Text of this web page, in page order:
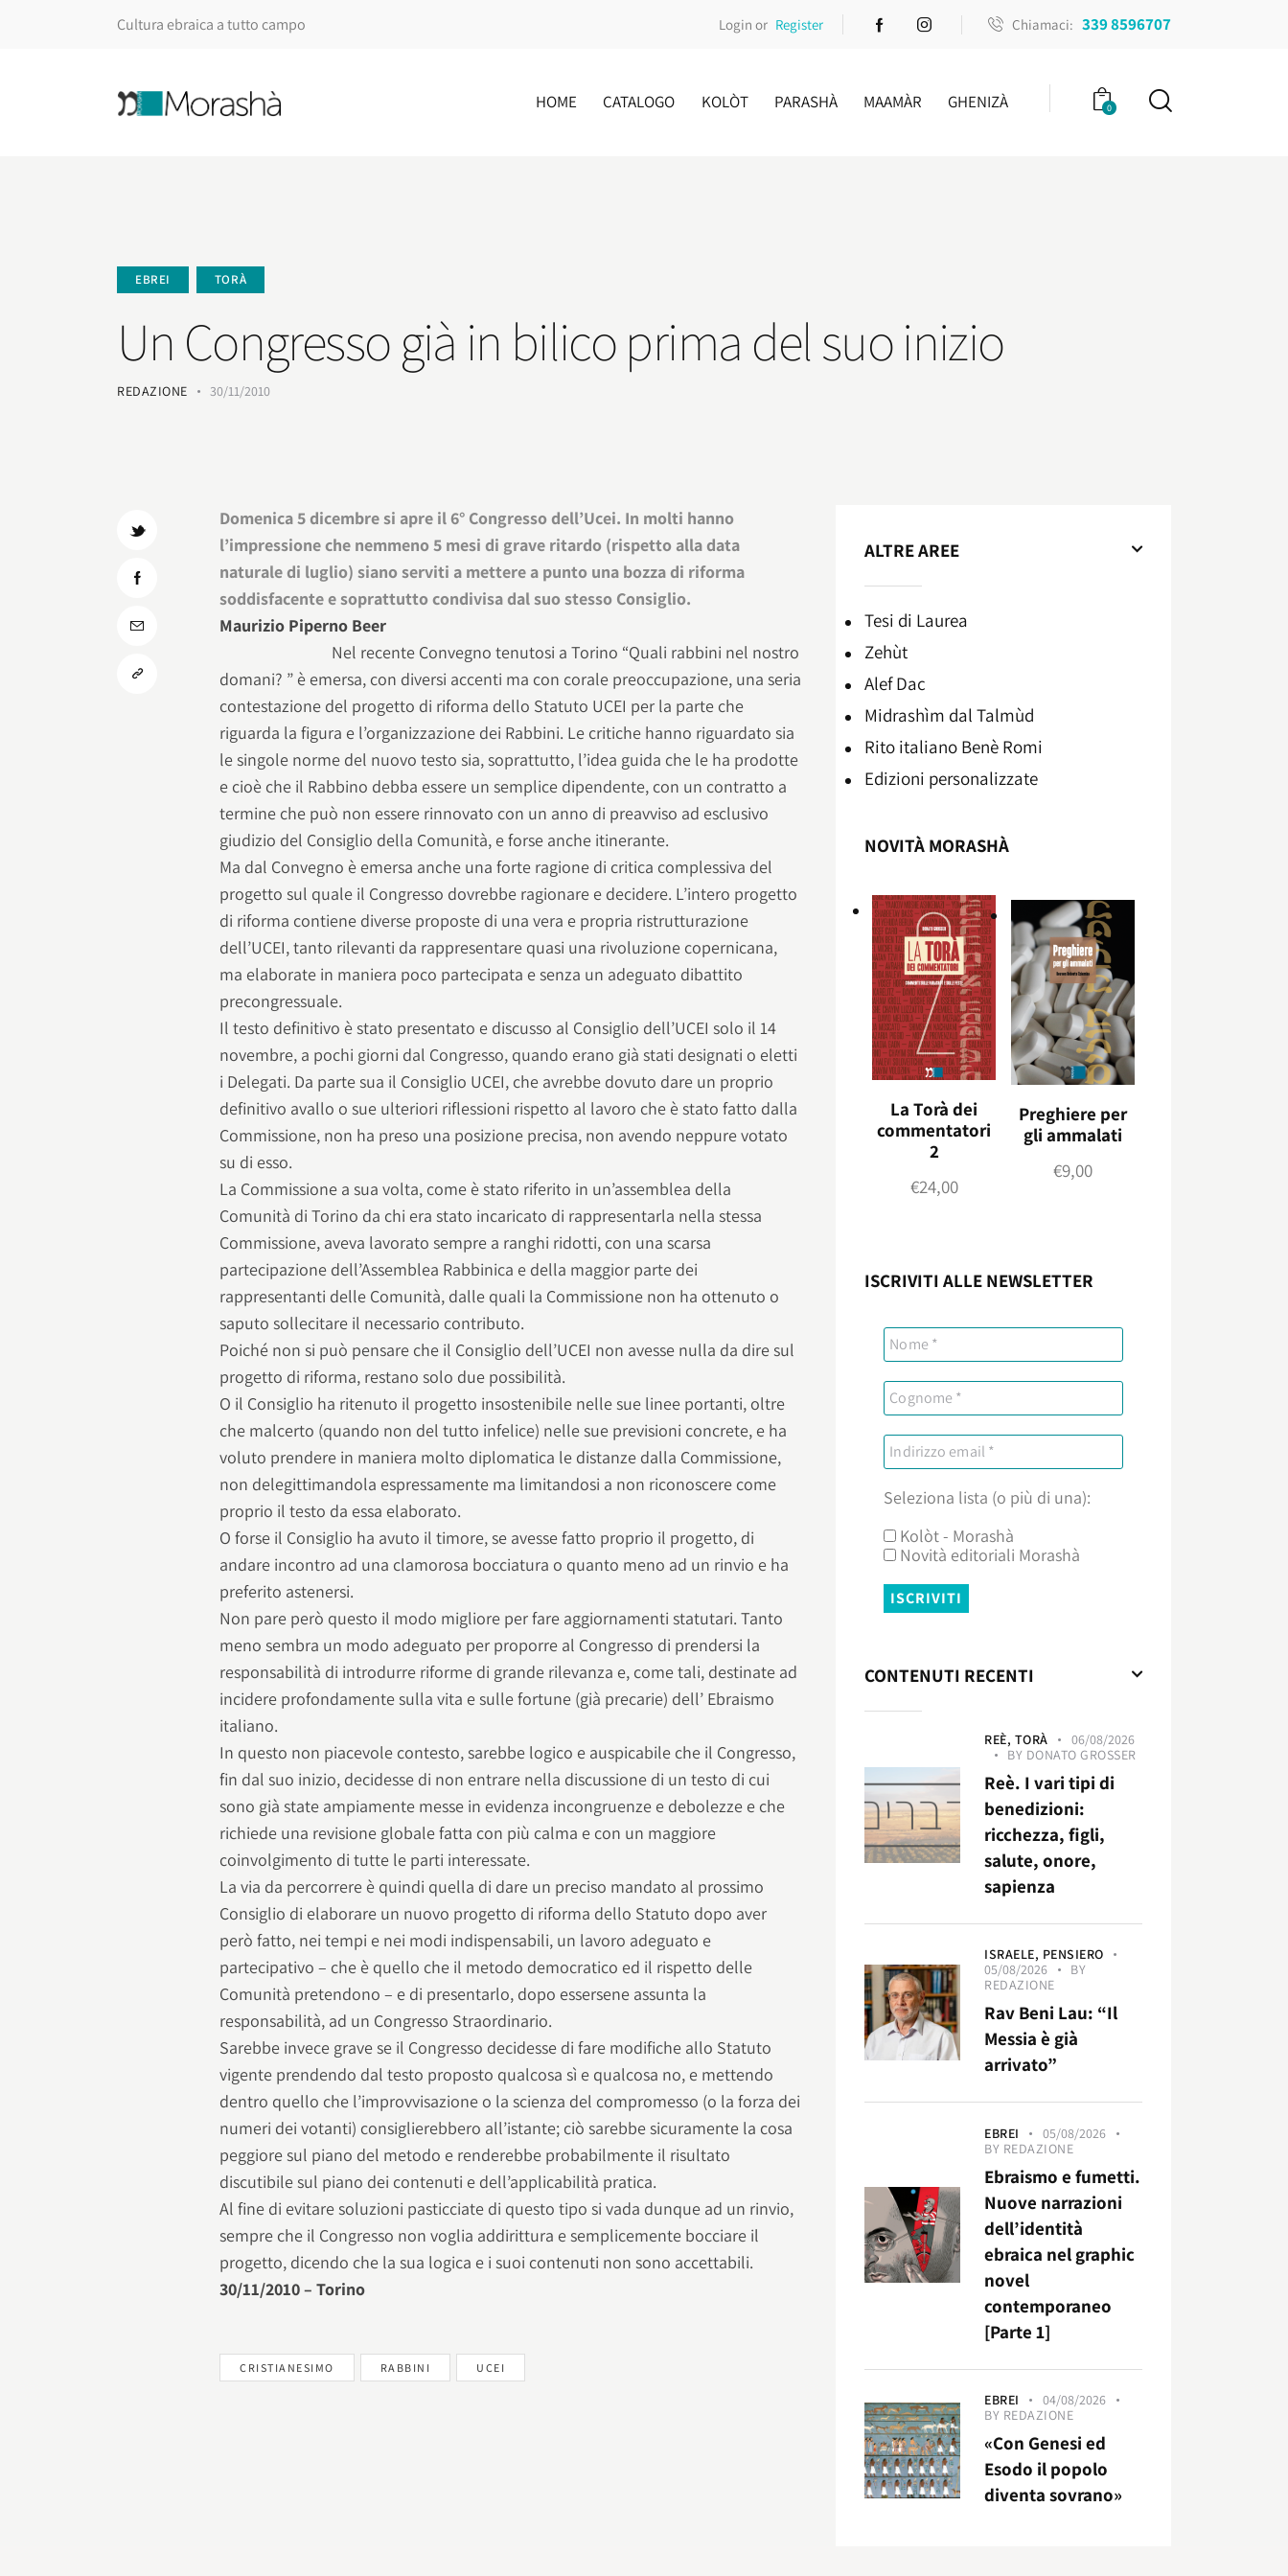
Cultura ebraica a tutto campo Login or Register Chiamaci: 339 8596707
HOME CATALOGO KOLÒT PARASHÀ MAAMÀR GHENIZÀ 0
EBREI TORÀ
Un Congresso già in bilico prima del suo inizio
REDAZIONE 30/11/2010
Domenica 5 dicembre si apre il 6° Congresso dell’Ucei. In molti hanno
l’impressione che nemmeno 5 mesi di grave ritardo (rispetto alla data
naturale di luglio) siano serviti a mettere a punto una bozza di riforma
soddisfacente e soprattutto condivisa dal suo stesso Consiglio.
Maurizio Piperno Beer
Nel recente Convegno tenutosi a Torino “Quali rabbini nel nostro
domani? ” è emersa, con diversi accenti ma con corale preoccupazione, una seria
contestazione del progetto di riforma dello Statuto UCEI per la parte che
riguarda la figura e l’organizzazione dei Rabbini. Le critiche hanno riguardato sia
le singole norme del nuovo testo sia, soprattutto, l’idea guida che le ha prodotte
e cioè che il Rabbino debba essere un semplice dipendente, con un contratto a
termine che può non essere rinnovato con un anno di preavviso ad esclusivo
giudizio del Consiglio della Comunità, e forse anche itinerante.
Ma dal Convegno è emersa anche una forte ragione di critica complessiva del
progetto sul quale il Congresso dovrebbe ragionare e decidere. L’intero progetto
di riforma contiene diverse proposte di una vera e propria ristrutturazione
dell’UCEI, tanto rilevanti da rappresentare quasi una rivoluzione copernicana,
ma elaborate in maniera poco partecipata e senza un adeguato dibattito
precongressuale.
Il testo definitivo è stato presentato e discusso al Consiglio dell’UCEI solo il 14
novembre, a pochi giorni dal Congresso, quando erano già stati designati o eletti
i Delegati. Da parte sua il Consiglio UCEI, che avrebbe dovuto dare un proprio
definitivo avallo o sue ulteriori riflessioni rispetto al lavoro che è stato fatto dalla
Commissione, non ha preso una posizione precisa, non avendo neppure votato
su di esso.
La Commissione a sua volta, come è stato riferito in un’assemblea della
Comunità di Torino da chi era stato incaricato di rappresentarla nella stessa
Commissione, aveva lavorato sempre a ranghi ridotti, con una scarsa
partecipazione dell’Assemblea Rabbinica e della maggior parte dei
rappresentanti delle Comunità, dalle quali la Commissione non ha ottenuto o
saputo sollecitare il necessario contributo.
Poiché non si può pensare che il Consiglio dell’UCEI non avesse nulla da dire sul
progetto di riforma, restano solo due possibilità.
O il Consiglio ha ritenuto il progetto insostenibile nelle sue linee portanti, oltre
che malcerto (quando non del tutto infelice) nelle sue previsioni concrete, e ha
voluto prendere in maniera molto diplomatica le distanze dalla Commissione,
non delegittimandola espressamente ma limitandosi a non riconoscere come
proprio il testo da essa elaborato.
O forse il Consiglio ha avuto il timore, se avesse fatto proprio il progetto, di
andare incontro ad una clamorosa bocciatura o quanto meno ad un rinvio e ha
preferito astenersi.
Non pare però questo il modo migliore per fare aggiornamenti statutari. Tanto
meno sembra un modo adeguato per proporre al Congresso di prendersi la
responsabilità di introdurre riforme di grande rilevanza e, come tali, destinate ad
incidere profondamente sulla vita e sulle fortune (già precarie) dell’ Ebraismo
italiano.
In questo non piacevole contesto, sarebbe logico e auspicabile che il Congresso,
fin dal suo inizio, decidesse di non entrare nella discussione di un testo di cui
sono già state ampiamente messe in evidenza incongruenze e debolezze e che
richiede una revisione globale fatta con più calma e con un maggiore
coinvolgimento di tutte le parti interessate.
La via da percorrere è quindi quella di dare un preciso mandato al prossimo
Consiglio di elaborare un nuovo progetto di riforma dello Statuto dopo aver
però fatto, nei tempi e nei modi indispensabili, un lavoro adeguato e
partecipativo – che è quello che il metodo democratico ed il rispetto delle
Comunità pretendono – e di presentarlo, dopo essersene assunta la
responsabilità, ad un Congresso Straordinario.
Sarebbe invece grave se il Congresso decidesse di fare modifiche allo Statuto
vigente prendendo dal testo proposto qualcosa sì e qualcosa no, e mettendo
dentro quello che l’improvvisazione o la scienza del compromesso (o la forza dei
numeri dei votanti) consiglierebbero all’istante; ciò sarebbe sicuramente la cosa
peggiore sul piano del metodo e renderebbe probabilmente il risultato
discutibile sul piano dei contenuti e dell’applicabilità pratica.
Al fine di evitare soluzioni pasticciate di questo tipo si vada dunque ad un rinvio,
sempre che il Congresso non voglia addirittura e semplicemente bocciare il
progetto, dicendo che la sua logica e i suoi contenuti non sono accettabili.
30/11/2010 – Torino
CRISTIANESIMO RABBINI UCEI
ALTRE AREE
Tesi di Laurea
Zehùt
Alef Dac
Midrashìm dal Talmùd
Rito italiano Benè Romi​
Edizioni personalizzate
NOVITÀ MORASHÀ
La Torà dei
commentatori
2
€24,00
Preghiere per
gli ammalati
€9,00
ISCRIVITI ALLE NEWSLETTER
Seleziona lista (o più di una):
Kolòt - Morashà
Novità editoriali Morashà
CONTENUTI RECENTI
REÈ, TORÀ
06/08/2026
BY DONATO GROSSER
Reè. I vari tipi di
benedizioni:
ricchezza, figli,
salute, onore,
sapienza
ISRAELE, PENSIERO
05/08/2026
BY
REDAZIONE
Rav Beni Lau: “Il
Messia è già
arrivato”
EBREI
05/08/2026
BY REDAZIONE
Ebraismo e fumetti.
Nuove narrazioni
dell’identità
ebraica nel graphic
novel
contemporaneo
[Parte 1]
EBREI
04/08/2026
BY REDAZIONE
«Con Genesi ed
Esodo il popolo
diventa sovrano»